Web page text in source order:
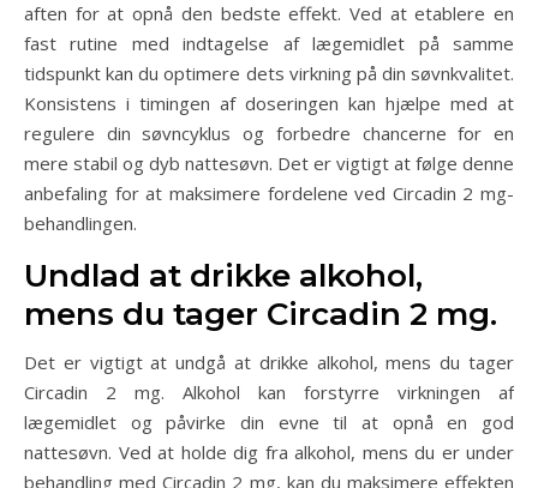
aften for at opnå den bedste effekt. Ved at etablere en
fast rutine med indtagelse af lægemidlet på samme
tidspunkt kan du optimere dets virkning på din søvnkvalitet.
Konsistens i timingen af doseringen kan hjælpe med at
regulere din søvncyklus og forbedre chancerne for en
mere stabil og dyb nattesøvn. Det er vigtigt at følge denne
anbefaling for at maksimere fordelene ved Circadin 2 mg-
behandlingen.
Undlad at drikke alkohol,
mens du tager Circadin 2 mg.
Det er vigtigt at undgå at drikke alkohol, mens du tager
Circadin 2 mg. Alkohol kan forstyrre virkningen af
lægemidlet og påvirke din evne til at opnå en god
nattesøvn. Ved at holde dig fra alkohol, mens du er under
behandling med Circadin 2 mg, kan du maksimere effekten